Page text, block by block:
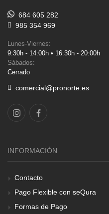
684 605 282
985 354 969
Lunes-Viernes:
9:30h - 14:00h • 16:30h - 20:00h
Sábados:
Cerrado
comercial@pronorte.es
INFORMACIÓN
Contacto
Pago Flexible con seQura
Formas de Pago